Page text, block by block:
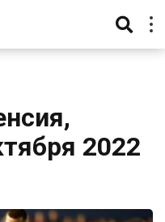
2022